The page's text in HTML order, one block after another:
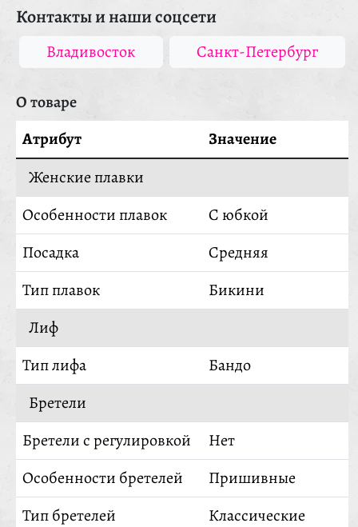
Контакты и наши соцсети
Владивосток Санкт-Петербург
О товаре
Атрибут
Значение
Женские плавки
Особенности плавок
С юбкой
Посадка
Средняя
Тип плавок
Бикини
Лиф
Тип лифа
Бандо
Бретели
Бретели с регулировкой
Нет
Особенности бретелей
Пришивные
Тип бретелей
Классические